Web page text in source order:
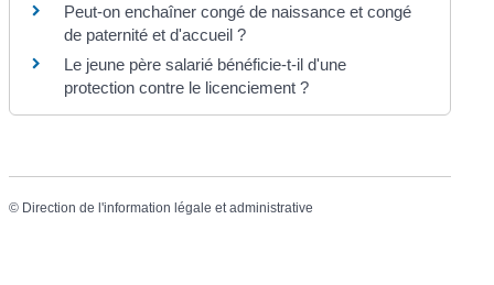
Peut-on enchaîner congé de naissance et congé
de paternité et d'accueil ?
Le jeune père salarié bénéficie-t-il d'une
protection contre le licenciement ?
© Direction de l'information légale et administrative